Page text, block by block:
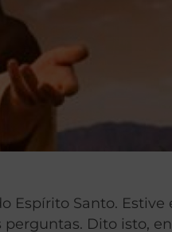
Santo. Estive
Dito isto,